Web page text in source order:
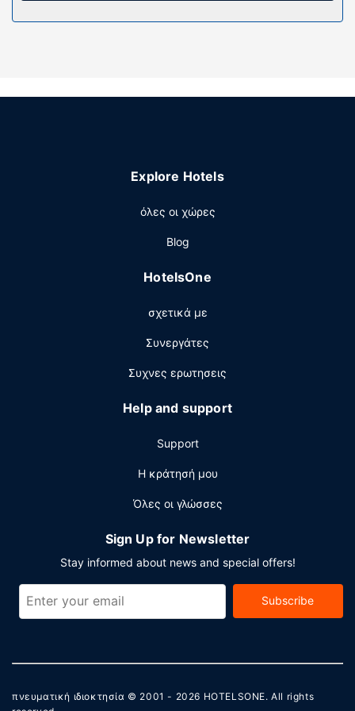
Επωφεληθείτε από τις ψυχαγωγικές δυνατότητες που
αυτόματης πώλησης.
επιχειρηματικό κέντρο, ρεσεψιόν όλο το 24ωρο και
δωρεάν στάθμευση χωρίς παρκαδόρο.
Explore Hotels
όλες οι χώρες
Blog
HotelsOne
σχετικά με
Συνεργάτες
Συχνες ερωτησεις
Help and support
Support
Η κράτησή μου
Όλες οι γλώσσες
Sign Up for Newsletter
Stay informed about news and special offers!
Subscribe
πνευματική ιδιοκτησία © 2001 - 2026 HOTELSONE. All rights